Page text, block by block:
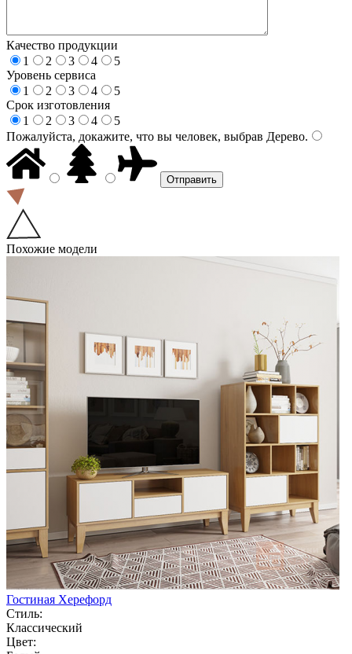
Качество продукции
1
2 3 4
5
Уровень сервиса
1
2 3 4
5
Срок изготовления
1
2 3 4
5
Пожалуйста, докажите, что вы человек, выбрав Дерево.
Похожие модели
Гостиная Херефорд
Стиль:
Классический
Цвет: